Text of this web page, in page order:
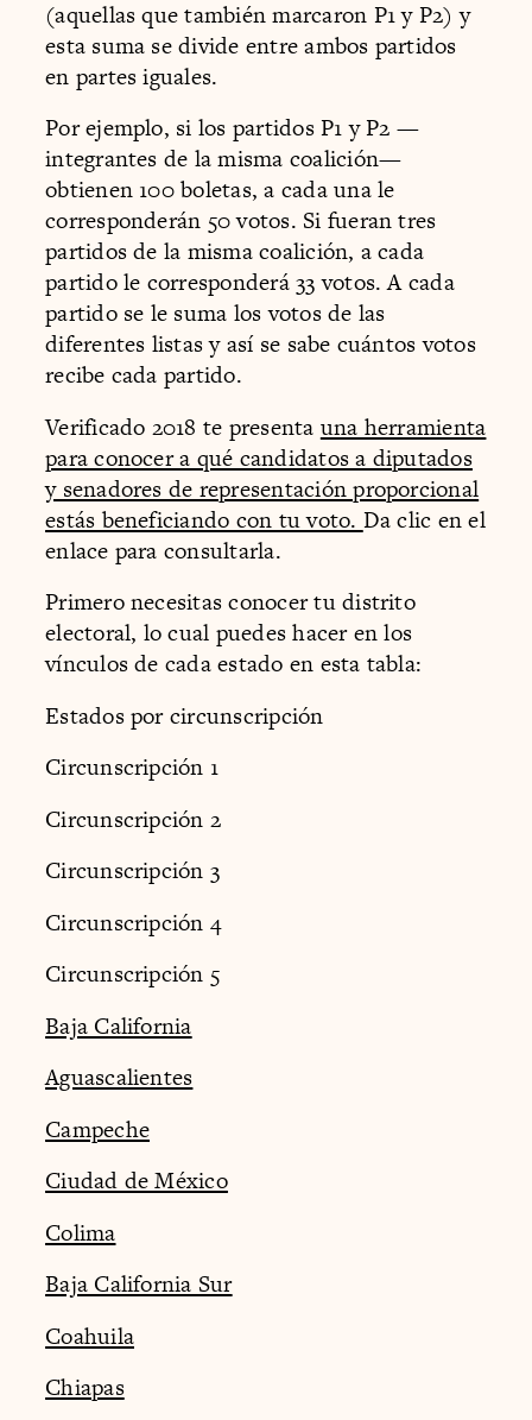
(aquellas que también marcaron P1 y P2) y
esta suma se divide entre ambos partidos
en partes iguales.
Por ejemplo, si los partidos P1 y P2 —
integrantes de la misma coalición—
obtienen 100 boletas, a cada una le
corresponderán 50 votos. Si fueran tres
partidos de la misma coalición, a cada
partido le corresponderá 33 votos. A cada
partido se le suma los votos de las
diferentes listas y así se sabe cuántos votos
recibe cada partido.
Verificado 2018 te presenta una herramienta
para conocer a qué candidatos a diputados
y senadores de representación proporcional
estás beneficiando con tu voto. Da clic en el
enlace para consultarla.
Primero necesitas conocer tu distrito
electoral, lo cual puedes hacer en los
vínculos de cada estado en esta tabla:
Estados por circunscripción
Circunscripción 1
Circunscripción 2
Circunscripción 3
Circunscripción 4
Circunscripción 5
Baja California
Aguascalientes
Campeche
Ciudad de México
Colima
Baja California Sur
Coahuila
Chiapas